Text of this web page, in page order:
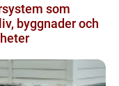
som
byggnader och